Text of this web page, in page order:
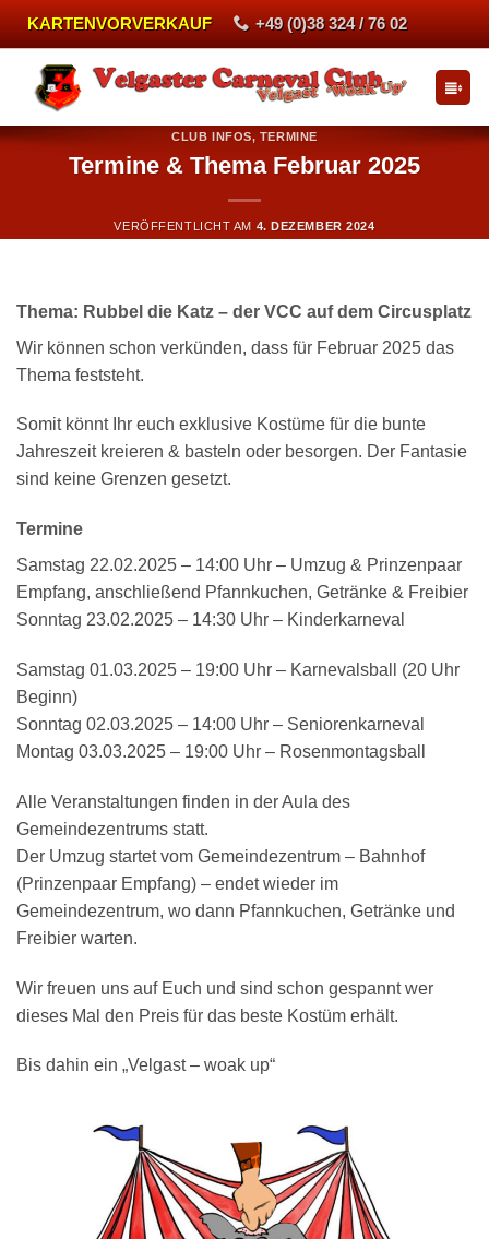
springen
KARTENVORVERKAUF +49 (0)38 324 / 76 02
CLUB INFOS, TERMINE
Termine & Thema Februar 2025
VERÖFFENTLICHT AM 4. DEZEMBER 2024
Thema: Rubbel die Katz – der VCC auf dem Circusplatz
Wir können schon verkünden, dass für Februar 2025 das
Thema feststeht.
Somit könnt Ihr euch exklusive Kostüme für die bunte
Jahreszeit kreieren & basteln oder besorgen. Der Fantasie
sind keine Grenzen gesetzt.
Termine
Samstag 22.02.2025 – 14:00 Uhr – Umzug & Prinzenpaar
Empfang, anschließend Pfannkuchen, Getränke & Freibier
Sonntag 23.02.2025 – 14:30 Uhr – Kinderkarneval
Samstag 01.03.2025 – 19:00 Uhr – Karnevalsball (20 Uhr
Beginn)
Sonntag 02.03.2025 – 14:00 Uhr – Seniorenkarneval
Montag 03.03.2025 – 19:00 Uhr – Rosenmontagsball
Alle Veranstaltungen finden in der Aula des
Gemeindezentrums statt.
Der Umzug startet vom Gemeindezentrum – Bahnhof
(Prinzenpaar Empfang) – endet wieder im
Gemeindezentrum, wo dann Pfannkuchen, Getränke und
Freibier warten.
Wir freuen uns auf Euch und sind schon gespannt wer
dieses Mal den Preis für das beste Kostüm erhält.
Bis dahin ein „Velgast – woak up“